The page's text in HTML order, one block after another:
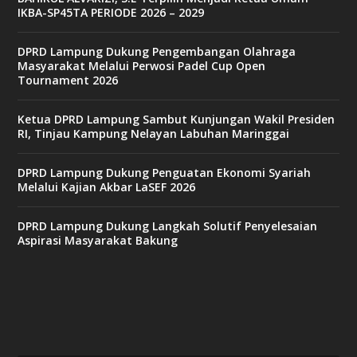
o
3
3
b
t
c
a
i
n
b
IKBA-SP45TA PERIODE 2026 – 2029
DPRD Lampung Dukung Pengembangan Olahraga
Masyarakat Melalui Perwosi Padel Cup Open
Tournament 2026
Ketua DPRD Lampung Sambut Kunjungan Wakil Presiden
RI, Tinjau Kampung Nelayan Labuhan Maringgai
DPRD Lampung Dukung Penguatan Ekonomi Syariah
Melalui Kajian Akbar LaSEF 2026
DPRD Lampung Dukung Langkah Solutif Penyelesaian
Aspirasi Masyarakat Bakung